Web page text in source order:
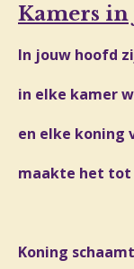
Kamers
In jouw hoofd
in elke kamer
en elke koning
maakte het tot
Koning